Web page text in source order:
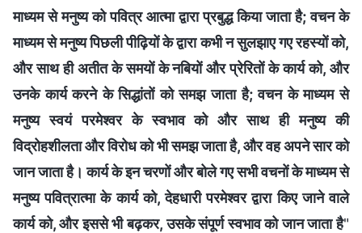
माध्यम से मनुष्य को पवित्र आत्मा द्वारा प्रबुद्ध किया जाता है; वचन के
माध्यम से मनुष्य पिछली पीढ़ियों के द्वारा कभी न सुलझाए गए रहस्यों को,
और साथ ही अतीत के समयों के नबियों और प्रेरितों के कार्य को, और
उनके कार्य करने के सिद्धांतों को समझ जाता है; वचन के माध्यम से
मनुष्य स्वयं परमेश्वर के स्वभाव को और साथ ही मनुष्य की
विद्रोहशीलता और विरोध को भी समझ जाता है, और वह अपने सार को
जान जाता है। कार्य के इन चरणों और बोले गए सभी वचनों के माध्यम से
मनुष्य पवित्रात्मा के कार्य को, देहधारी परमेश्वर द्वारा किए जाने वाले
कार्य को, और इससे भी बढ़कर, उसके संपूर्ण स्वभाव को जान जाता है"